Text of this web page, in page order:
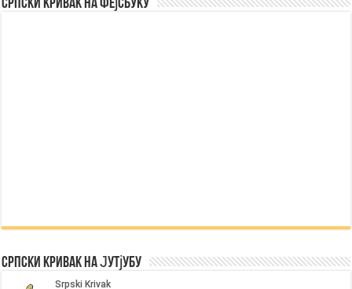
Српски Кривак на Фејсбуку
Српски Кривак на Јутјубу